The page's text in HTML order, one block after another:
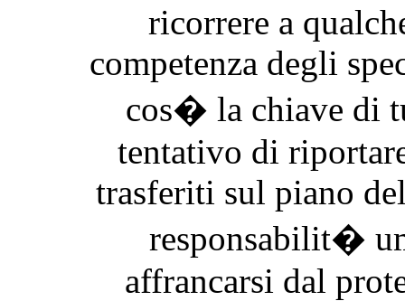
ricorrere a
competenza degli
cos� la chiave di
tentativo di
trasferiti sul piano
responsabilit�
affrancarsi dal